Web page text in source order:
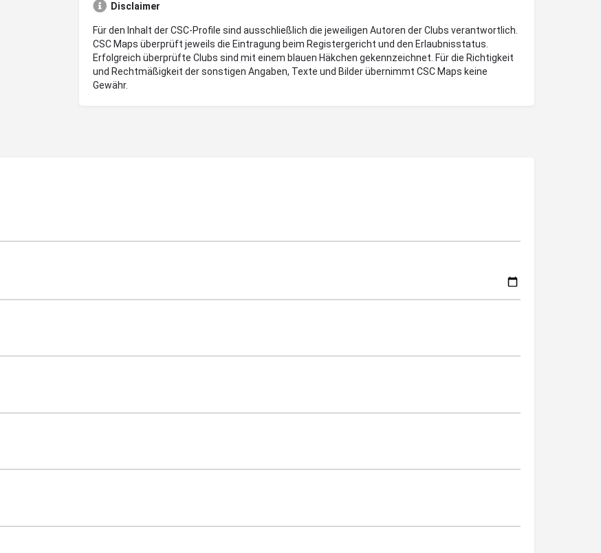
Disclaimer
Für den Inhalt der CSC-Profile sind ausschließlich die jeweiligen Autoren der Clubs verantwortlich.
CSC Maps überprüft jeweils die Eintragung beim Registergericht und den Erlaubnisstatus.
Erfolgreich überprüfte Clubs sind mit einem blauen Häkchen gekennzeichnet. Für die Richtigkeit
und Rechtmäßigkeit der sonstigen Angaben, Texte und Bilder übernimmt CSC Maps keine
Gewähr.